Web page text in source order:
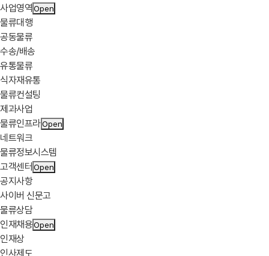
사업영역 Open
물류대행
공동물류
수송/배송
유통물류
식자재유통
물류컨설팅
제과사업
물류인프라Open
네트워크
물류정보시스템
고객센터 Open
공지사항
사이버 신문고
물류상담
인재채용Open
인재상
인사제도